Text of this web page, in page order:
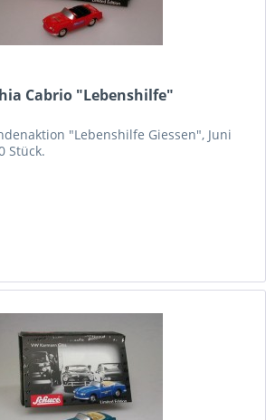
Cabrio "Lebenshilfe"
"Lebenshilfe Giessen", Juni
Stück.